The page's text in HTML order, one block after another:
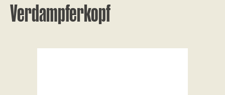
Verdampferkopf